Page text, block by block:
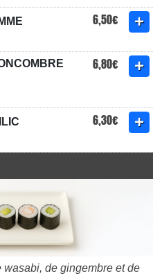
6,50€
6,80€
6,30€
de gingembre et de